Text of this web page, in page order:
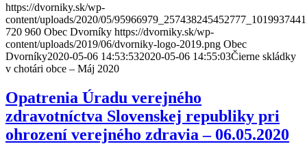
https://dvorniky.sk/wp-
content/uploads/2020/05/
720 960 Obec Dvorníky https://dvorniky.sk/wp-
content/uploads/2019/06/dvorniky-logo-2019.png Obec
Dvorníky2020-05-06 14:53:532020-05-06 14:55:03Čierne skládky
v chotári obce – Máj 2020
Opatrenia Úradu verejného
zdravotníctva Slovenskej republiky pri
ohrození verejného zdravia – 06.05.2020